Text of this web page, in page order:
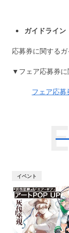
ガイドライン
応募券に関する
▼フェア応募券
フェア応
イベント